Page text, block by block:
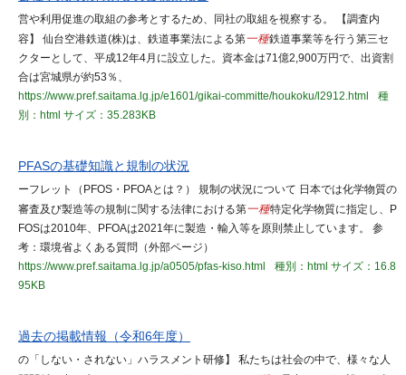
営や利用促進の取組の参考とするため、同社の取組を視察する。 【調査内
容】 仙台空港鉄道(株)は、鉄道事業法による第一種鉄道事業等を行う第三セ
クターとして、平成12年4月に設立した。資本金は71億2,900万円で、出資割
合は宮城県が約53％、
https://www.pref.saitama.lg.jp/e1601/gikai-committe/houkoku/l2912.html
種
別：html サイズ：35.283KB
PFASの基礎知識と規制の状況
ーフレット（PFOS・PFOAとは？） 規制の状況について 日本では化学物質の
審査及び製造等の規制に関する法律における第一種特定化学物質に指定し、P
FOSは2010年、PFOAは2021年に製造・輸入等を原則禁止しています。 参
考：環境省よくある質問（外部ページ）
https://www.pref.saitama.lg.jp/a0505/pfas-kiso.html
種別：html サイズ：16.8
95KB
過去の掲載情報（令和6年度）
の「しない・されない」ハラスメント研修】 私たちは社会の中で、様々な人